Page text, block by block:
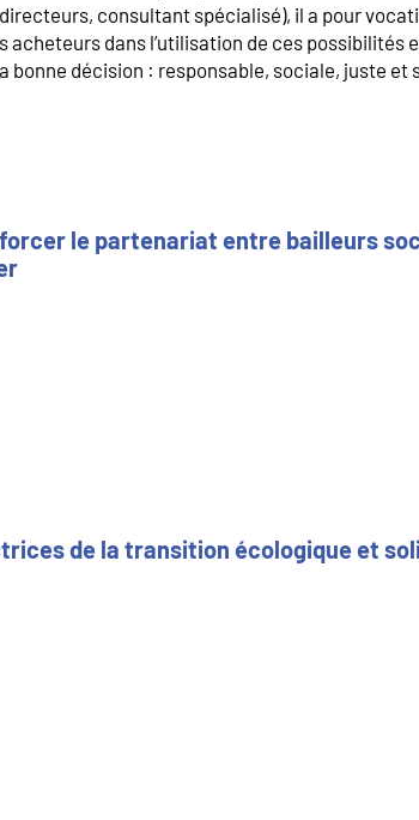
consultant spécialisé), il a pour
acheteurs dans l’utilisation de ces possibilités
bonne décision : responsable, sociale, juste et
le partenariat entre bailleurs
de la transition écologique et